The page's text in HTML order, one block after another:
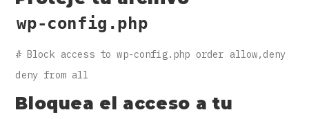
wp-config.php
# Block access to wp-config.php order allow,deny
deny from all
Bloquea el acceso a tu